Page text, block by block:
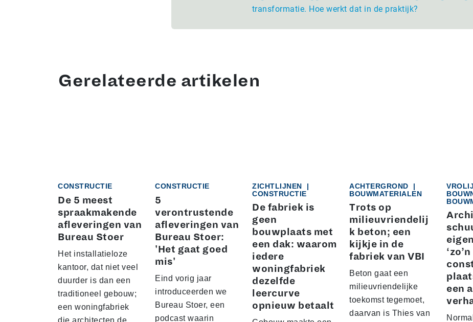
transformatie. Hoe werkt dat in de praktijk?
Gerelateerde artikelen
CONSTRUCTIE
De 5 meest
spraakmakende
afleveringen van
Bureau Stoer
Het installatieloze
kantoor, dat niet veel
duurder is dan een
traditioneel gebouw;
een woningfabriek
die architecten de
CONSTRUCTIE
5
verontrustende
afleveringen van
Bureau Stoer:
'Het gaat goed
mis'
Eind vorig jaar
introduceerden we
Bureau Stoer, een
podcast waarin
ZICHTLIJNEN
|
CONSTRUCTIE
De fabriek is
geen
bouwplaats met
een dak: waarom
iedere
woningfabriek
dezelfde
leercurve
opnieuw betaalt
ACHTERGROND
|
BOUWMATERIALEN
Trots op
milieuvriendelij
k beton; een
kijkje in de
fabriek van VBI
Beton gaat een
milieuvriendelijke
toekomst tegemoet,
daarvan is Thies van
‘zo’n
een